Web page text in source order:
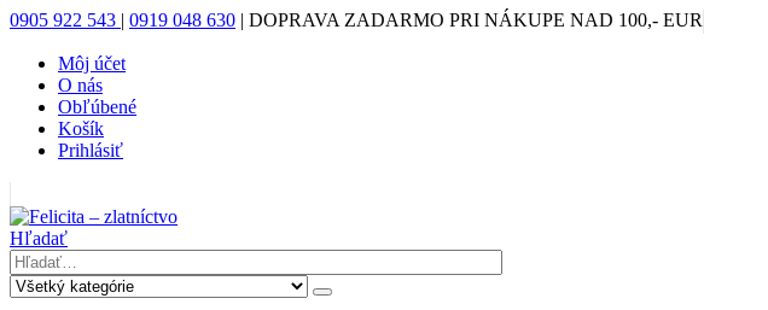
0905 922 543 | 0919 048 630 | DOPRAVA ZADARMO PRI NÁKUPE NAD 100,- EUR
Môj účet
O nás
Obľúbené
Košík
Prihlásiť
Hľadať